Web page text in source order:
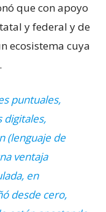
que con apoyo
y federal y de
ecosistema cuya
puntuales,
digitales,
(lenguaje de
ventaja
en
desde cero,